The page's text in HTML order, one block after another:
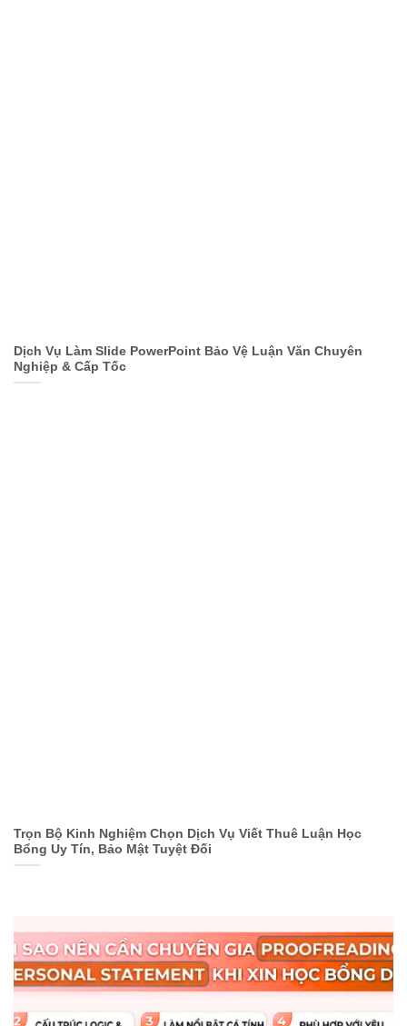
Dịch Vụ Làm Slide PowerPoint Bảo Vệ Luận Văn Chuyên
Nghiệp & Cấp Tốc
Trọn Bộ Kinh Nghiệm Chọn Dịch Vụ Viết Thuê Luận Học
Bổng Uy Tín, Bảo Mật Tuyệt Đối